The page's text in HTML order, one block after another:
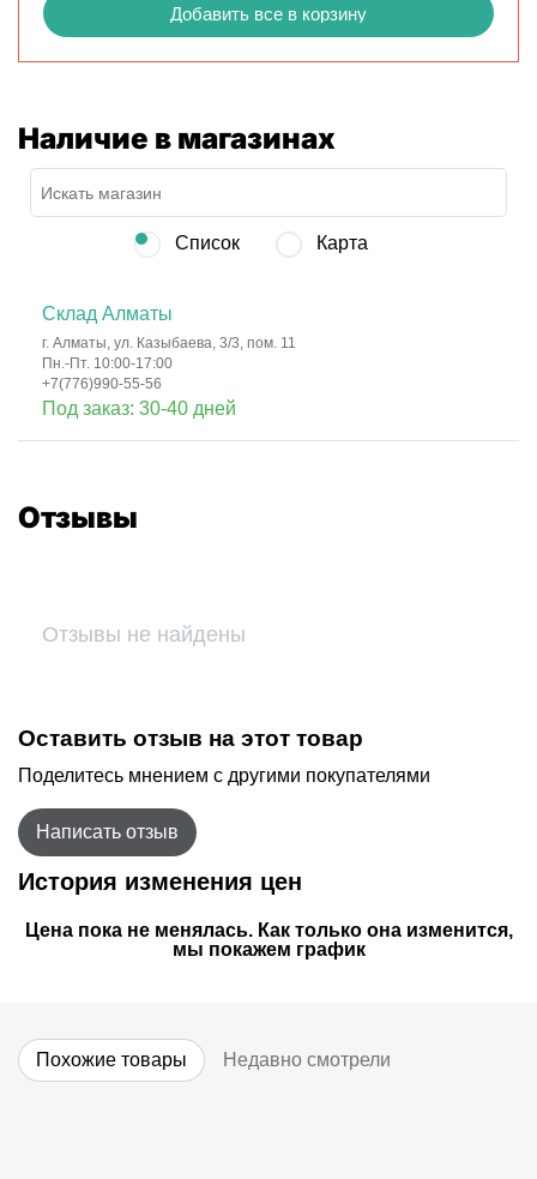
Добавить все в корзину
Наличие в магазинах
Список Карта
Склад Алматы
г. Алматы, ул. Казыбаева, 3/3, пом. 11
Пн.-Пт. 10:00-17:00
+7(776)990-55-56
Под заказ: 30-40 дней
Отзывы
Отзывы не найдены
Оставить отзыв на этот товар
Поделитесь мнением с другими покупателями
Написать отзыв
История изменения цен
Цена пока не менялась. Как только она изменится,
мы покажем график
Похожие товары Недавно смотрели